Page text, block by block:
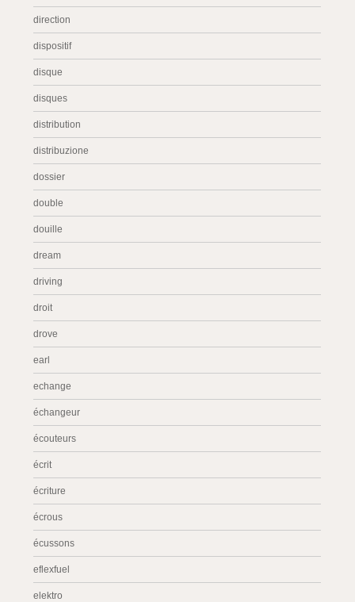
direction
dispositif
disque
disques
distribution
distribuzione
dossier
double
douille
dream
driving
droit
drove
earl
echange
échangeur
écouteurs
écrit
écriture
écrous
écussons
eflexfuel
elektro